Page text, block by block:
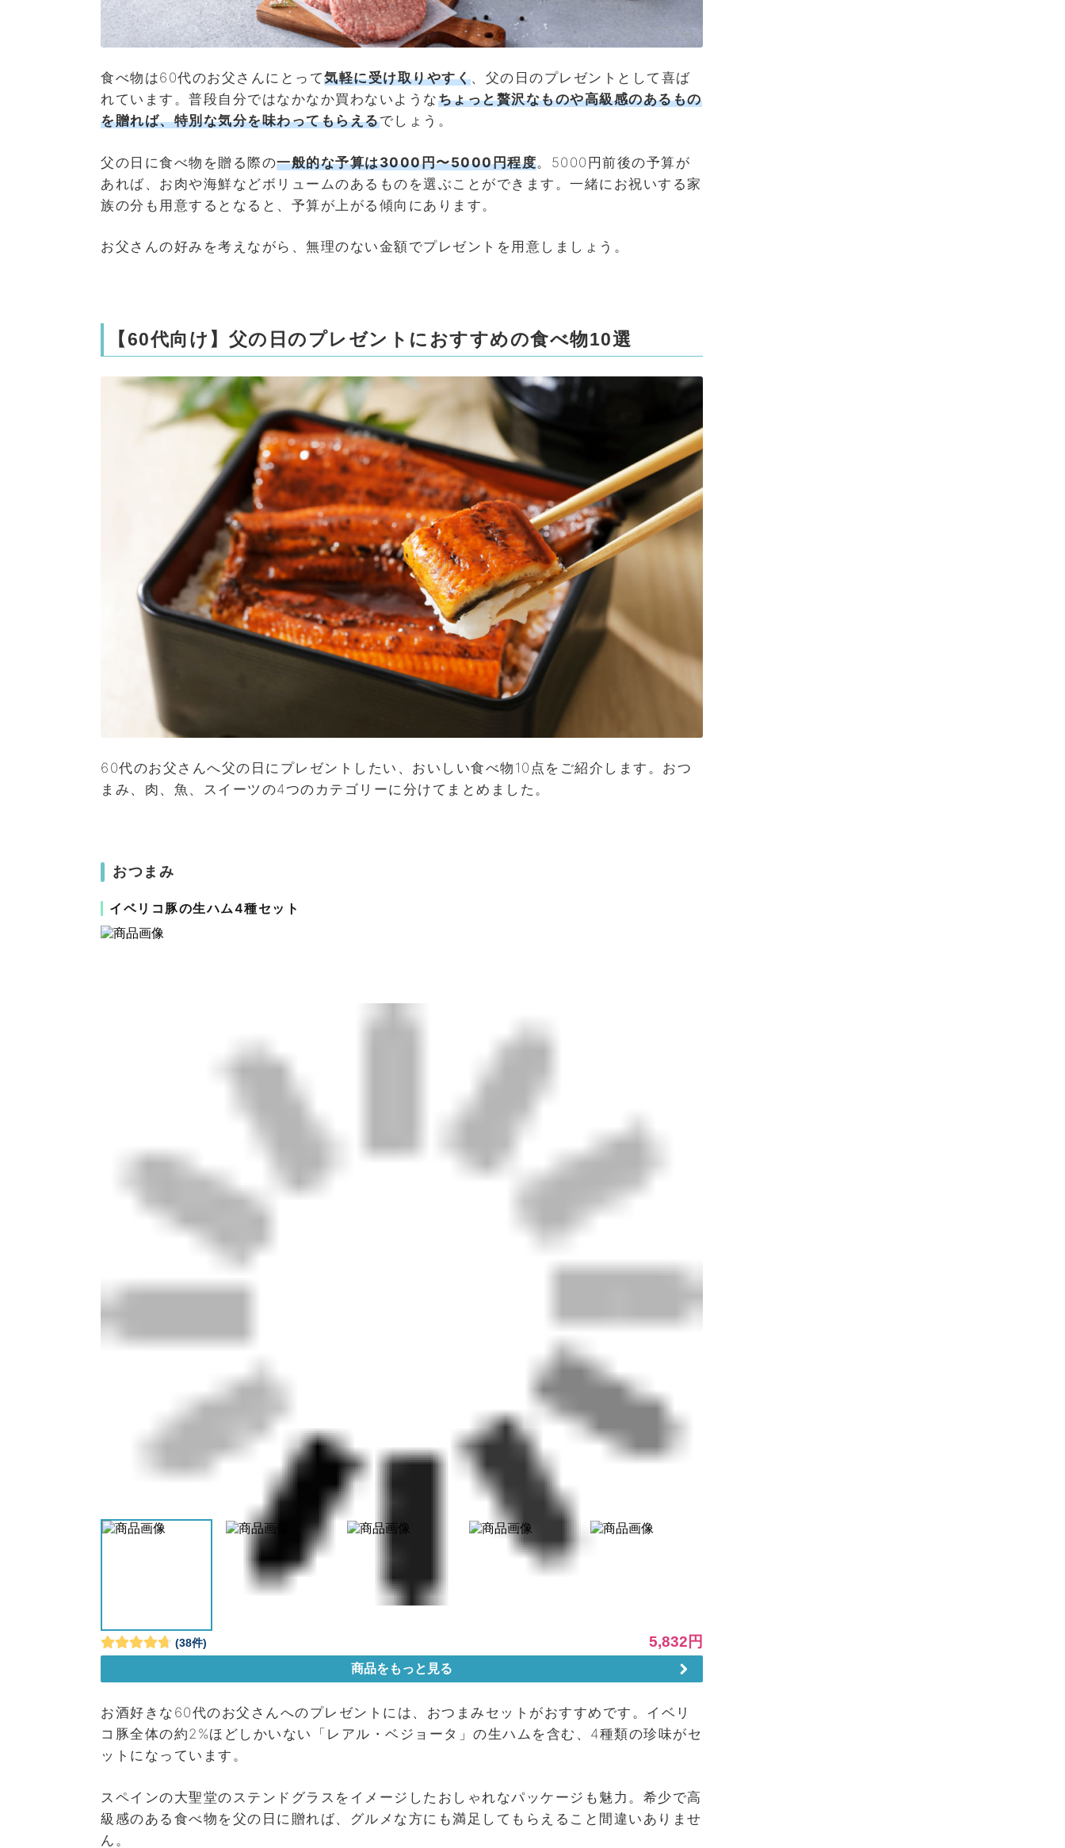
食べ物は60代のお父さんにとって気軽に受け取りやすく、父の日のプレゼントとして喜ば
れています。普段自分ではなかなか買わないようなちょっと贅沢なものや高級感のあるもの
を贈れば、特別な気分を味わってもらえるでしょう。
父の日に食べ物を贈る際の一般的な予算は3000円〜5000円程度。5000円前後の予算が
あれば、お肉や海鮮などボリュームのあるものを選ぶことができます。一緒にお祝いする家
族の分も用意するとなると、予算が上がる傾向にあります。
お父さんの好みを考えながら、無理のない金額でプレゼントを用意しましょう。
【60代向け】父の日のプレゼントにおすすめの食べ物10選
60代のお父さんへ父の日にプレゼントしたい、おいしい食べ物10点をご紹介します。おつ
まみ、肉、魚、スイーツの4つのカテゴリーに分けてまとめました。
おつまみ
イベリコ豚の生ハム4種セット
お酒好きな60代のお父さんへのプレゼントには、おつまみセットがおすすめです。イベリ
コ豚全体の約2%ほどしかいない「レアル・ベジョータ」の生ハムを含む、4種類の珍味がセ
ットになっています。
スペインの大聖堂のステンドグラスをイメージしたおしゃれなパッケージも魅力。希少で高
級感のある食べ物を父の日に贈れば、グルメな方にも満足してもらえること間違いありませ
ん。